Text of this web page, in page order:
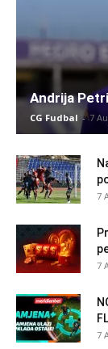
Andrija
CG Fudbal - 7
7
7
7